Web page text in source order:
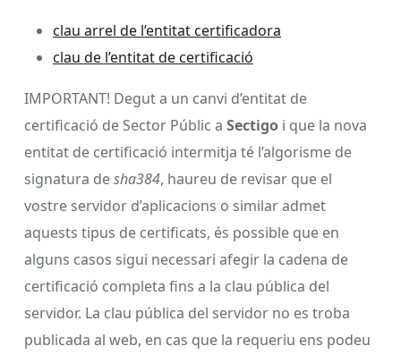
clau arrel de l’entitat certificadora
clau de l’entitat de certificació
IMPORTANT! Degut a un canvi d’entitat de
certificació de Sector Públic a Sectigo i que la nova
entitat de certificació intermitja té l’algorisme de
signatura desha384, haureu de revisar que el
vostre servidor d’aplicacions o similar admet
aquests tipus de certificats, és possible que en
alguns casos sigui necessari afegir la cadena de
certificació completa fins a la clau pública del
servidor. La clau pública del servidor no es troba
publicada al web, en cas que la requeriu ens podeu